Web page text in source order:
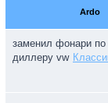
Ardo
заменил фонари по
диллеру vw